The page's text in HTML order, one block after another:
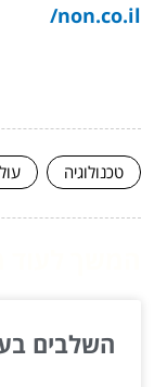
non.co.il/
טכנולוגיה
השלבים